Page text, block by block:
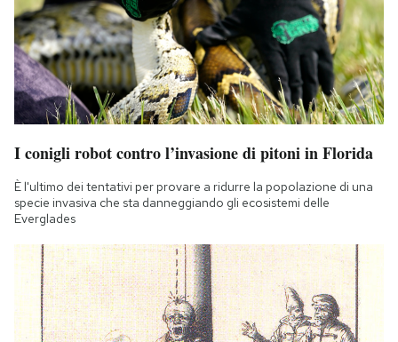
I conigli robot contro l’invasione di pitoni in Florida
È l'ultimo dei tentativi per provare a ridurre la popolazione di una
specie invasiva che sta danneggiando gli ecosistemi delle
Everglades